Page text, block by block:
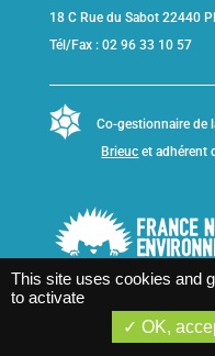
18 C Rue du Sabot 22440
Tél/Fax : 02 96 33 10 57
Co-gestionnaire de
Brieuc et adhérent
This site uses cookies and
to activate
OK,